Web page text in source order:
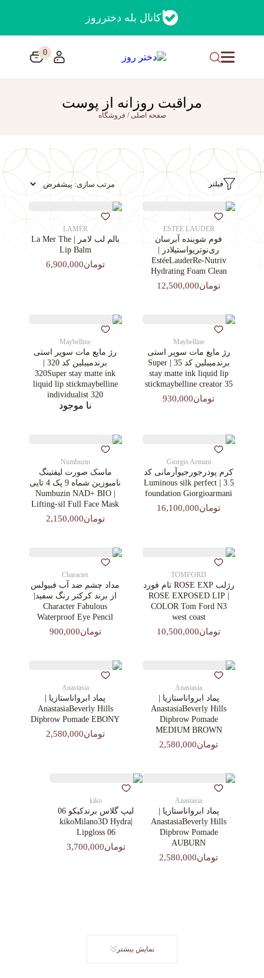
کانال بله دخترروز
0
مراقبت روزانه از پوست
صفحه اصلی/ فروشگاه
فیلتر
ESTEE LAUDER
فوم شوینده آبرسان
ری‌نوتریواستیلادر |
EstéeLauderRe-Nutriv
Hydrating Foam Clean
تومان12,500,000
LAMER
بالم لب لامر | La Mer The
Lip Balm
تومان6,900,000
Maybelline
رژ مایع مات سوپر استی‌
برندمیبلین کد 35 | Super
stay matte ink liquid lip
stickmaybelline creator 35
تومان930,000
Maybelline
رژ مایع مات سوپر استی‌
برندمیبلین کد 320 |
320Super stay matte ink
liquid lip stickmaybelline
individualist 320
نا موجود
Giorgio Armani
کرم پودرجورجیوآرمانی کد
3.5 | Luminous silk perfect
foundation Giorgioarmani
تومان16,100,000
Numbuzin
ماسک صورت لیفتینگ
نامبوزین شماه 9 پک 4 تایی
| Numbuzin NAD+ BIO
Lifting-sil Full Face Mask
تومان2,150,000
TOMFORD
رژلب ROSE EXP تام فورد
| ROSE EXPOSED LIP
COLOR Tom Ford N3
west coast
تومان10,500,000
Character
مداد چشم ضد آب فبیولس
از برند کرکتر رنگ سفید|
Character Fabulous
Waterproof Eye Pencil
تومان900,000
Anastasia
پماد ابرواناستازیا |
AnastasiaBeverly Hills
Dipbrow Pomade
MEDIUM BROWN
تومان2,580,000
Anastasia
پماد ابرواناستازیا |
AnastasiaBeverly Hills
Dipbrow Pomade EBONY
تومان2,580,000
Anastasia
پماد ابرواناستازیا |
AnastasiaBeverly Hills
Dipbrow Pomade
AUBURN
تومان2,580,000
kiko
لیپ گلاس‌ برندکیکو 06
|kikoMilano3D Hydra
Lipgloss 06
تومان3,700,000
نمایش بیشتر